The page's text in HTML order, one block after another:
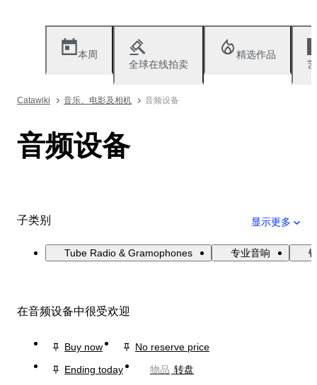
本周
全球在线拍卖
精选作品
Catawiki 音乐、电影及相机 音频设备
音频设备
子类别 显示更多
Tube Radio & Gramophones 专业音响
在音频设备中很受欢迎
Buy now
No reserve price
Ending today
物品 转盘